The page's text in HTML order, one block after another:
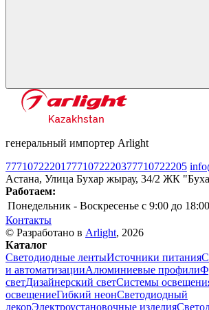
генеральный импортер Arlight
77710722201 7771072220377710722205
Астана, Улица Бухар жырау, 34/2 ЖК
Работаем:
Понедельник - Воскресенье c 9:00 до 18:00
Контакты
© Разработано в Arlight, 2026
Каталог
Светодиодные лентыИсточники питания
и автоматизацииАлюминиевые профили
светДизайнерский светСистемы
освещениеГибкий неонСветодиодный
декорЭлектроустановочные изделия